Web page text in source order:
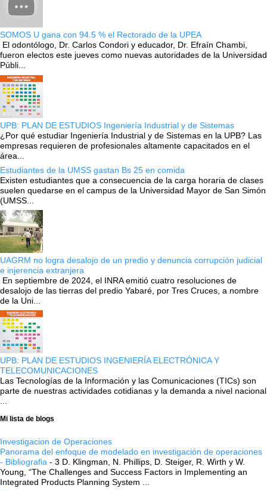
SOMOS U gana con 94.5 % el Rectorado de la UPEA
El odontólogo, Dr. Carlos Condori y educador, Dr. Efraín Chambi,
fueron electos este jueves como nuevas autoridades de la Universidad
Públi...
UPB: PLAN DE ESTUDIOS Ingeniería Industrial y de Sistemas
¿Por qué estudiar Ingeniería Industrial y de Sistemas en la UPB? Las
empresas requieren de profesionales altamente capacitados en el
área...
Estudiantes de la UMSS gastan Bs 25 en comida
Existen estudiantes que a consecuencia de la carga horaria de clases
suelen quedarse en el campus de la Universidad Mayor de San Simón
(UMSS...
UAGRM no logra desalojo de un predio y denuncia corrupción judicial
e injerencia extranjera
En septiembre de 2024, el INRA emitió cuatro resoluciones de
desalojo de las tierras del predio Yabaré, por Tres Cruces, a nombre
de la Uni...
UPB: PLAN DE ESTUDIOS INGENIERÍA ELECTRÓNICA Y
TELECOMUNICACIONES
Las Tecnologías de la Información y las Comunicaciones (TICs) son
parte de nuestras actividades cotidianas y la demanda a nivel nacional
Mi lista de blogs
Investigacion de Operaciones
Panorama del enfoque de modelado en investigación de operaciones
- Bibliografia - 3 D. Klingman, N. Phillips, D. Steiger, R. Wirth y W.
Young, “The Challenges and Success Factors in Implementing an
Integrated Products Planning System ...